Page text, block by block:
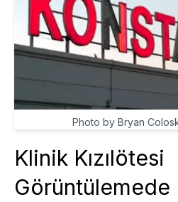
Photo by Bryan
Klinik Kızılötesi
Görüntülemede